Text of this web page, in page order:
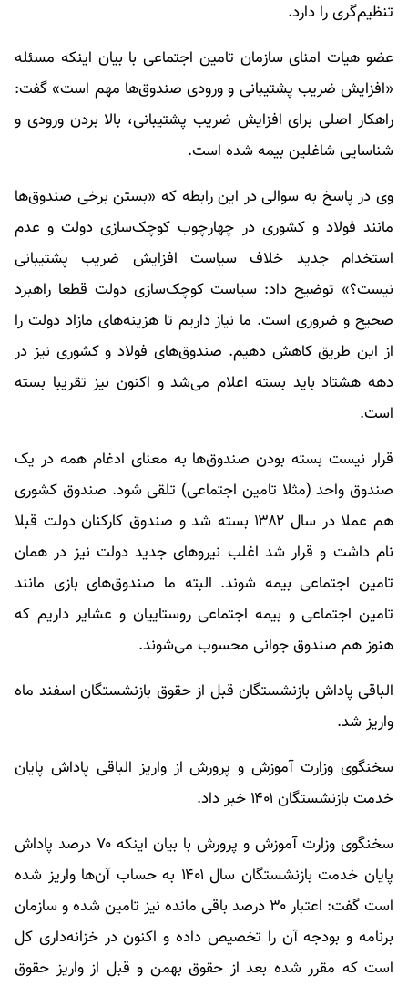
تنظیم‌گری را دارد.
عضو هیات امنای سازمان تامین اجتماعی با بیان اینکه مسئله
«افزایش ضریب پشتیبانی و ورودی صندوق‌ها مهم است» گفت:
راهکار اصلی برای افزایش ضریب پشتیبانی، بالا بردن ورودی و
شناسایی شاغلین بیمه شده است.
وی در پاسخ به سوالی در این رابطه که «بستن برخی صندوق‌ها
مانند فولاد و کشوری در چهارچوب کوچک‌سازی دولت و عدم
استخدام جدید خلاف سیاست افزایش ضریب پشتیبانی
نیست؟» توضیح داد: سیاست کوچک‌سازی دولت قطعا راهبرد
صحیح و ضروری است. ما نیاز داریم تا هزینه‌های مازاد دولت را
از این طریق کاهش دهیم. صندوق‌های فولاد و کشوری نیز در
دهه هشتاد باید بسته اعلام می‌شد و اکنون نیز تقریبا بسته
است.
قرار نیست بسته بودن صندوق‌ها به معنای ادغام همه در یک
صندوق واحد (مثلا تامین اجتماعی) تلقی شود. صندوق کشوری
هم عملا در سال ۱۳۸۲ بسته شد و صندوق کارکنان دولت قبلا
نام داشت و قرار شد اغلب نیرو‌های جدید دولت نیز در همان
تامین اجتماعی بیمه شوند. البته ما صندوق‌های بازی مانند
تامین اجتماعی و بیمه اجتماعی روستاییان و عشایر داریم که
هنوز هم صندوق جوانی محسوب می‌شوند.
الباقی پاداش بازنشستگان قبل از حقوق بازنشستگان اسفند ماه
واریز شد.
سخنگوی وزارت آموزش و پرورش از واریز الباقی پاداش پایان
خدمت بازنشستگان ۱۴۰۱ خبر داد.
سخنگوی وزارت آموزش و پرورش با بیان اینکه ۷۰ درصد پاداش
پایان خدمت بازنشستگان سال ۱۴۰۱ به حساب آن‌ها واریز شده
است گفت: اعتبار ۳۰ درصد باقی مانده نیز تامین شده و سازمان
برنامه و بودجه آن را تخصیص داده و اکنون در خزانه‌داری کل
است که مقرر شده بعد از حقوق بهمن و قبل از واریز حقوق